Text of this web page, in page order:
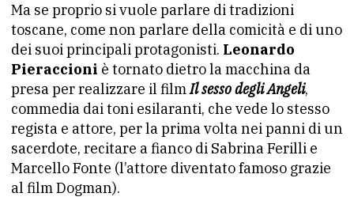
Ma se proprio si vuole parlare di tradizioni
toscane, come non parlare della comicità e di uno
dei suoi principali protagonisti. Leonardo
Pieraccioni è tornato dietro la macchina da
presa per realizzare il filmIl sesso degli Angeli,
commedia dai toni esilaranti, che vede lo stesso
regista e attore, per la prima volta nei panni di un
sacerdote, recitare a fianco di Sabrina Ferilli e
Marcello Fonte (l’attore diventato famoso grazie
al film Dogman).